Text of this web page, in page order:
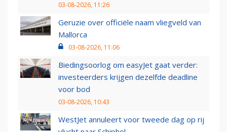
03-08-2026, 11:26
Geruzie over officiële naam vliegveld van
Mallorca
03-08-2026, 11:06
Biedingsoorlog om easyJet gaat verder:
investeerders krijgen dezelfde deadline
voor bod
03-08-2026, 10:43
WestJet annuleert voor tweede dag op rij